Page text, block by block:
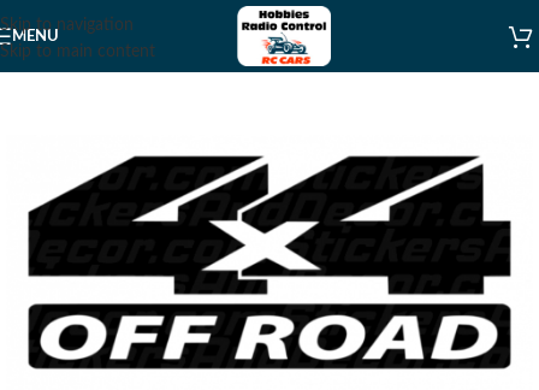
Skip to navigation
Skip to main content
MENU